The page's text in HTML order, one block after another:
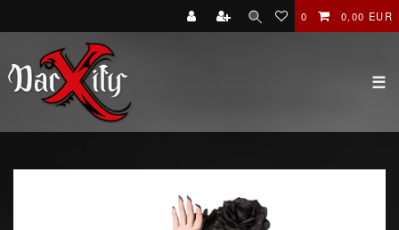
0 0,00 EUR
☰